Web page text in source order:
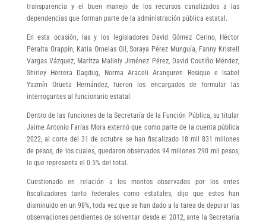
transparencia y el buen manejo de los recursos canalizados a las
dependencias que forman parte de la administración pública estatal.
En esta ocasión, las y los legisladores David Gómez Cerino, Héctor
Peralta Grappin, Katia Ornelas Gil, Soraya Pérez Munguía, Fanny Kristell
Vargas Vázquez, Maritza Mallely Jiménez Pérez, David Coutiño Méndez,
Shirley Herrera Dagdug, Norma Araceli Aranguren Rosique e Isabel
Yazmín Orueta Hernández, fueron los encargados de formular las
interrogantes al funcionario estatal.
Dentro de las funciones de la Secretaría de la Función Pública, su titular
Jaime Antonio Farías Mora externó que como parte de la cuenta pública
2022, al corte del 31 de octubre se han fiscalizado 18 mil 831 millones
de pesos, de los cuales, quedaron observados 94 millones 290 mil pesos,
lo que representa el 0.5% del total.
Cuestionado en relación a los montos observados por los entes
fiscalizadores tanto federales como estatales, dijo que estos han
disminuido en un 98%, toda vez que se han dado a la tarea de depurar las
observaciones pendientes de solventar desde el 2012, ante la Secretaría